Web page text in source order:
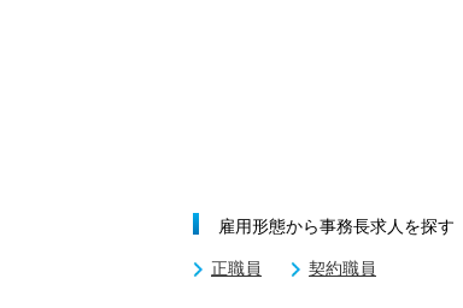
雇用形態から事務長求人を探す
正職員 契約職員